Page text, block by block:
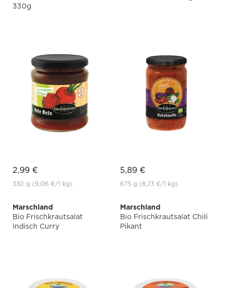
330g
2,99 €
330 g (9,06 €/1 kg)
5,89 €
675 g (8,73 €/1 kg)
Marschland
Bio Frischkrautsalat
Indisch Curry
Marschland
Bio Frischkrautsalat Chili
Pikant